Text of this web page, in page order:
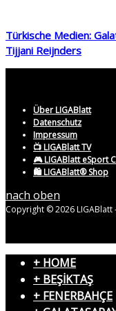
Türkische Medien:
Tijjani Reijnders
Über LIGABlatt
Datenschutz
Impressum
📺 LIGABlatt TV
🎮 LIGABlatt eSport
🛍️ LIGABlatt® Shop
nach oben
Copyright © 2026 LIGABlatt
+ HOME
+ BEŞİKTAŞ
+ FENERBAHÇE